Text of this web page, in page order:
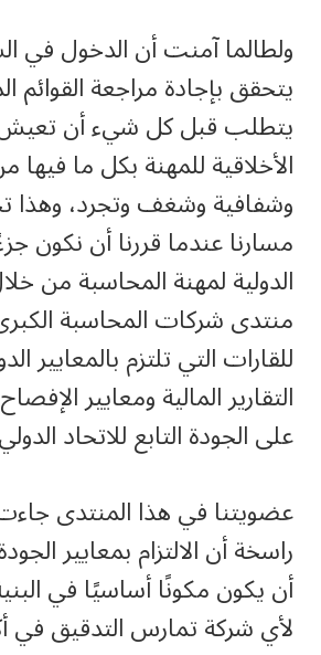
ولطالما آمنت أن الدخول في
يتحقق بإجادة مراجعة القوائم
يتطلب قبل كل شيء أن تعيش
الأخلاقية للمهنة بكل ما فيها
وشفافية وشغف وتجرد، وهذا
مسارنا عندما قررنا أن نكون
الدولية لمهنة المحاسبة من
منتدى شركات المحاسبة
للقارات التي تلتزم بالمعايير
التقارير المالية ومعايير
على الجودة التابع للاتحاد
عضويتنا في هذا المنتدى
راسخة أن الالتزام بمعايير
أن يكون مكونًا أساسيًا في
لأي شركة تمارس التدقيق في